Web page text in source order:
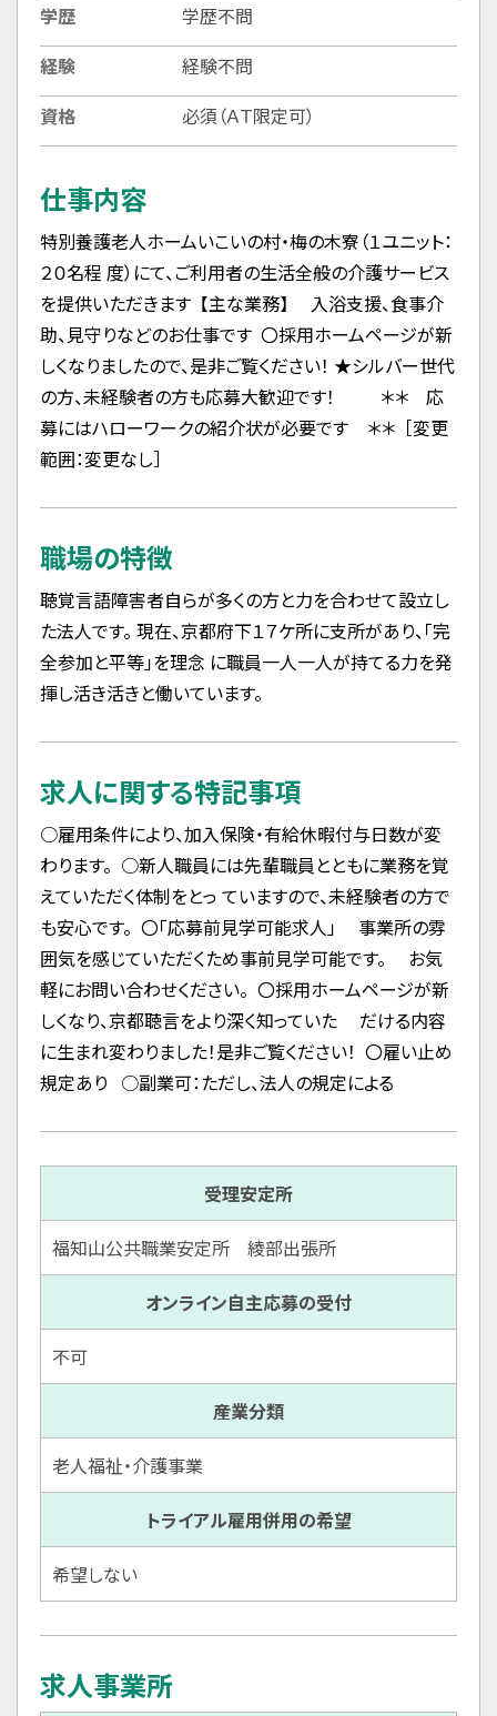
学歴
学歴不問
経験
経験不問
資格
必須（ＡＴ限定可）
仕事内容
特別養護老人ホームいこいの村・梅の木寮（１ユニット：
２０名程 度）にて、ご利用者の生活全般の介護サービス
を提供いただきます 【主な業務】 入浴支援、食事介
助、見守りなどのお仕事です 〇採用ホームページが新
しくなりましたので、是非ご覧ください！ ★シルバー世代
の方、未経験者の方も応募大歓迎です！ ＊＊ 応
募にはハローワークの紹介状が必要です ＊＊ ［変更
範囲：変更なし］
職場の特徴
聴覚言語障害者自らが多くの方と力を合わせて設立し
た法人です。 現在、京都府下１７ケ所に支所があり、「完
全参加と平等」を理念 に職員一人一人が持てる力を発
揮し活き活きと働いています。
求人に関する特記事項
○雇用条件により、加入保険・有給休暇付与日数が変
わります。 ○新人職員には先輩職員とともに業務を覚
えていただく体制をとっ ていますので、未経験者の方で
も安心です。 〇「応募前見学可能求人」 事業所の雰
囲気を感じていただくため事前見学可能です。 お気
軽にお問い合わせください。 〇採用ホームページが新
しくなり、京都聴言をより深く知っていた だける内容
に生まれ変わりました！是非ご覧ください！ 〇雇い止め
規定あり ○副業可：ただし、法人の規定による
受理安定所
福知山公共職業安定所 綾部出張所
オンライン自主応募の受付
不可
産業分類
老人福祉・介護事業
トライアル雇用併用の希望
希望しない
求人事業所